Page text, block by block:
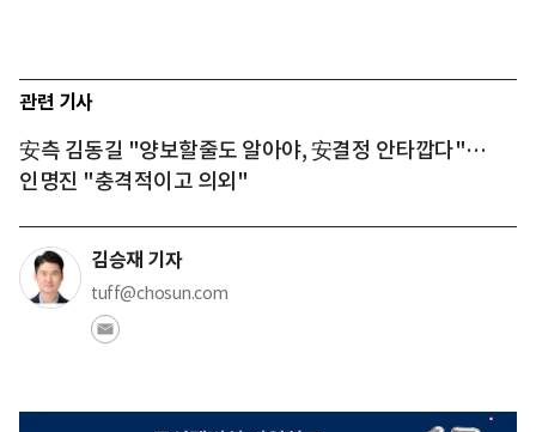
관련 기사
安측 김동길 "양보할줄도 알아야, 安결정 안타깝다"…
인명진 "충격적이고 의외"
김승재 기자
tuff@chosun.com